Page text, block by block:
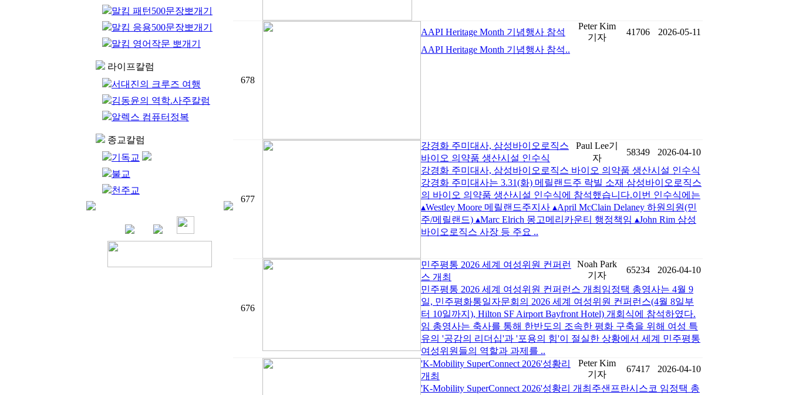
말킴 패턴500문장뽀개기
말킴 응용500문장뽀개기
말킴 영어작문 뽀개기
라이프칼럼
서대진의 크루즈 여행
김동윤의 역학.사주칼럼
알렉스 컴퓨터정복
종교칼럼
기독교
불교
천주교
678
AAPI Heritage Month 기념행사 참석
Peter Kim
기자
41706
2026-05-11
AAPI Heritage Month 기념행사 참석..
677
강경화 주미대사, 삼성바이오로직스
바이오 의약품 생산시설 인수식
Paul Lee기
자
58349
2026-04-10
강경화 주미대사, 삼성바이오로직스 바이오 의약품 생산시설 인수식
강경화 주미대사는 3.31(화) 메릴랜드주 락빌 소재 삼성바이오로직스
의 바이오 의약품 생산시설 인수식에 참석했습니다.이번 인수식에는
▴Westley Moore 메릴랜드주지사 ▴April McClain Delaney 하원의원(민
주/메릴랜드) ▴Marc Elrich 몽고메리카운티 행정책임 ▴John Rim 삼성
바이오로직스 사장 등 주요 ..
676
민주평통 2026 세계 여성위원 컨퍼런
스 개최
Noah Park
기자
65234
2026-04-10
민주평통 2026 세계 여성위원 컨퍼런스 개최임정택 총영사는 4월 9
일, 민주평화통일자문회의 2026 세계 여성위원 컨퍼런스(4월 8일부
터 10일까지), Hilton SF Airport Bayfront Hotel) 개회식에 참석하였다.
임 총영사는 축사를 통해 한반도의 조속한 평화 구축을 위해 여성 특
유의 '공감의 리더십'과 '포용의 힘'이 절실한 상황에서 세계 민주평통
여성위원들의 역할과 과제를 ..
'K-Mobility SuperConnect 2026'성황리
개최
Peter Kim
기자
67417
2026-04-10
'K-Mobility SuperConnect 2026'성황리 개최주샌프란시스코 임정택 총